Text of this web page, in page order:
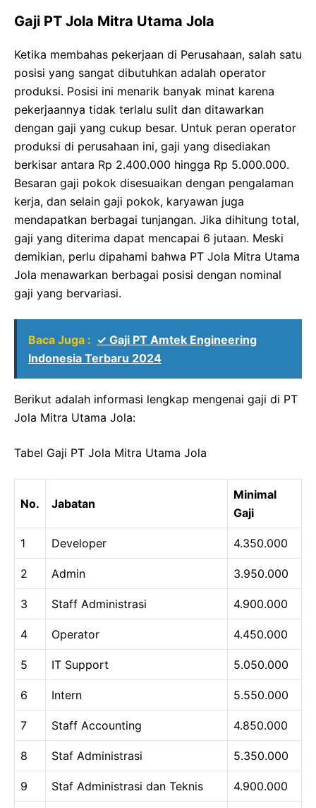
Gaji PT Jola Mitra Utama Jola
Ketika membahas pekerjaan di Perusahaan, salah satu
posisi yang sangat dibutuhkan adalah operator
produksi. Posisi ini menarik banyak minat karena
pekerjaannya tidak terlalu sulit dan ditawarkan
dengan gaji yang cukup besar. Untuk peran operator
produksi di perusahaan ini, gaji yang disediakan
berkisar antara Rp 2.400.000 hingga Rp 5.000.000.
Besaran gaji pokok disesuaikan dengan pengalaman
kerja, dan selain gaji pokok, karyawan juga
mendapatkan berbagai tunjangan. Jika dihitung total,
gaji yang diterima dapat mencapai 6 jutaan. Meski
demikian, perlu dipahami bahwa PT Jola Mitra Utama
Jola menawarkan berbagai posisi dengan nominal
gaji yang bervariasi.
Baca Juga : ✓ Gaji PT Amtek Engineering
Indonesia Terbaru 2024
Berikut adalah informasi lengkap mengenai gaji di PT
Jola Mitra Utama Jola:
Tabel Gaji PT Jola Mitra Utama Jola
No. Jabatan
Minimal
Gaji
1 Developer 4.350.000
2 Admin 3.950.000
3 Staff Administrasi 4.900.000
4 Operator 4.450.000
5 IT Support 5.050.000
6 Intern 5.550.000
7 Staff Accounting 4.850.000
8 Staf Administrasi 5.350.000
9 Staf Administrasi dan Teknis 4.900.000